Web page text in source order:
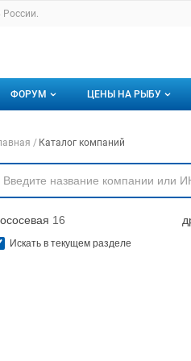
сайту fishretail.ru
России.
сайта fishretail.ru
ФОРУМ
Избранные
С моим участием
ЦЕНЫ НА РЫБУ
Актуальные
Динамика цен
по
Каталог компаний
16
Искать в текущем разделе